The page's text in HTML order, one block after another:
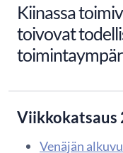
Kiinassa
toivovat
Viikkokatsaus
Venäjän